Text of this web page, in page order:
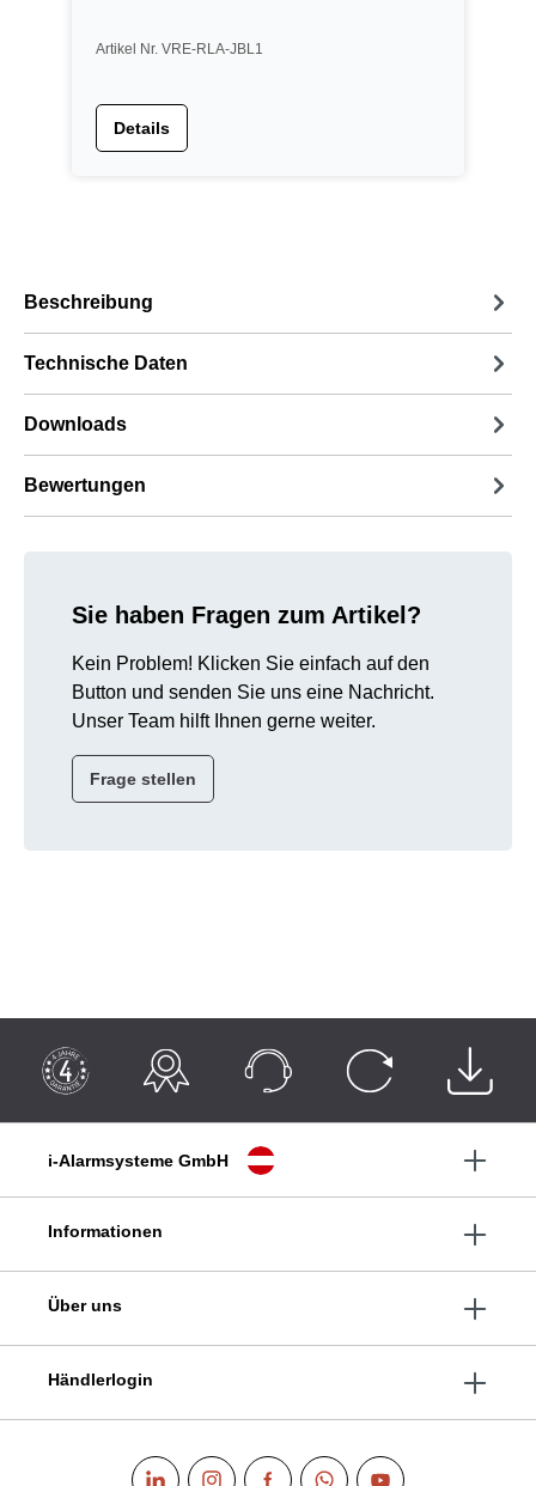
Artikel Nr. VRE-RLA-JBL1
Details
Beschreibung
Technische Daten
Downloads
Bewertungen
Sie haben Fragen zum Artikel?
Kein Problem! Klicken Sie einfach auf den
Button und senden Sie uns eine Nachricht.
Unser Team hilft Ihnen gerne weiter.
Frage stellen
i-Alarmsysteme GmbH
Informationen
Über uns
Händlerlogin